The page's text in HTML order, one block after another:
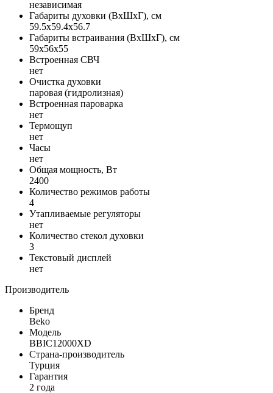
независимая
Габариты духовки (ВxШxГ), см
59.5x59.4x56.7
Габариты встраивания (ВxШxГ), см
59x56x55
Встроенная СВЧ
нет
Очистка духовки
паровая (гидролизная)
Встроенная пароварка
нет
Термощуп
нет
Часы
нет
Общая мощность, Вт
2400
Количество режимов работы
4
Утапливаемые регуляторы
нет
Количество стекол духовки
3
Текстовый дисплей
нет
Производитель
Бренд
Beko
Модель
BBIC12000XD
Страна-производитель
Турция
Гарантия
2 года